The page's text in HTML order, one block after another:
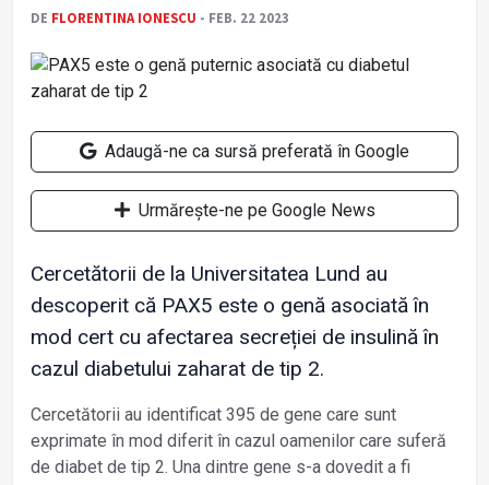
DE FLORENTINA IONESCU - FEB. 22 2023
Adaugă-ne ca sursă preferată în Google
Urmărește-ne pe Google News
Cercetătorii de la Universitatea Lund au
descoperit că PAX5 este o genă asociată în
mod cert cu afectarea secreției de insulină în
cazul diabetului zaharat de tip 2.
Cercetătorii au identificat 395 de gene care sunt
exprimate în mod diferit în cazul oamenilor care suferă
de diabet de tip 2. Una dintre gene s-a dovedit a fi